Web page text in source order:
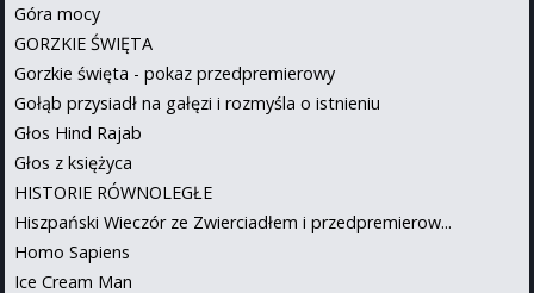
Góra mocy
GORZKIE ŚWIĘTA
Gorzkie święta - pokaz przedpremierowy
Gołąb przysiadł na gałęzi i rozmyśla o istnieniu
Głos Hind Rajab
Głos z księżyca
HISTORIE RÓWNOLEGŁE
Hiszpański Wieczór ze Zwierciadłem i przedpremierow...
Homo Sapiens
Ice Cream Man